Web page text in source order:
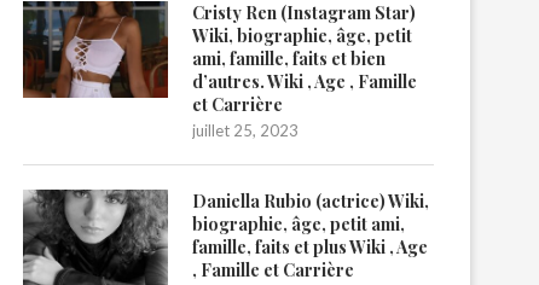
Cristy Ren (Instagram Star)
Wiki, biographie, âge, petit
ami, famille, faits et bien
d’autres. Wiki , Age , Famille
et Carrière
juillet 25, 2023
Daniella Rubio (actrice) Wiki,
biographie, âge, petit ami,
famille, faits et plus Wiki , Age
, Famille et Carrière